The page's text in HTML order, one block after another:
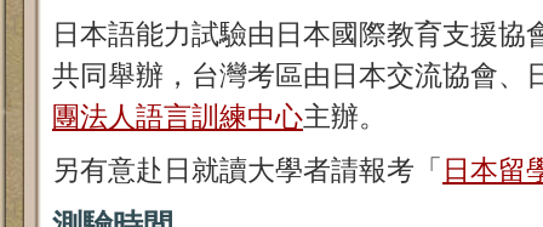
日本語能力試驗由日本國際教育支援協
共同舉辦，台灣考區由日本交流協會、
團法人語言訓練中心主辦。
另有意赴日就讀大學者請報考「 日本留